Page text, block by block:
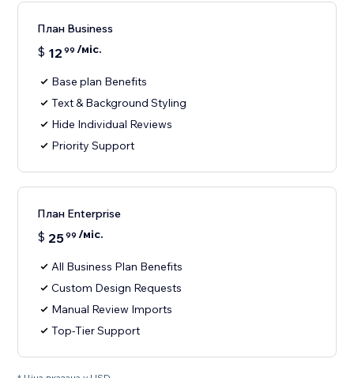
План Business
$ 12 99 /міс.
Base plan Benefits
Text & Background Styling
Hide Individual Reviews
Priority Support
План Enterprise
$ 2599 /міс.
All Business Plan Benefits
Custom Design Requests
Manual Review Imports
Top-Tier Support